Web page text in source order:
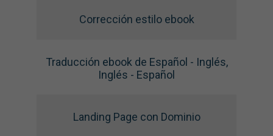
Corrección estilo ebook
Traducción ebook de Español - Inglés,
Inglés - Español
Landing Page con Dominio